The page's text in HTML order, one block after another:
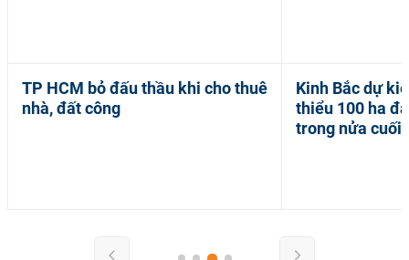
TP HCM bỏ đấu thầu khi cho thuê
nhà, đất công
21:04 | 27/07/2026
Kinh Bắc dự
thiểu 100 ha
trong nửa cuối